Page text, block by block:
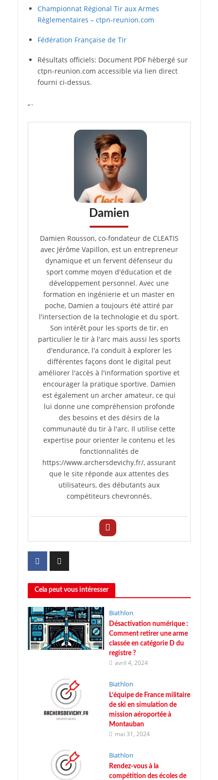
Championnat Régional Tir aux Armes
Règlementaires – ctpn-reunion.com
Fédération Française de Tir
Résultats officiels: Document PDF hébergé sur
ctpn-reunion.com accessible via lien direct
fourni ci-dessus.
“`
Damien
Damien Rousson, co-fondateur de CLEATIS
avec Jérôme Vapillon, est un entrepreneur
dynamique et un fervent défenseur du
sport comme moyen d'éducation et de
développement personnel. Avec une
formation en ingénierie et un master en
poche, Damien a toujours été attiré par
l'intersection de la technologie et du sport.
Son intérêt pour les sports de tir, en
particulier le tir à l'arc mais aussi les sports
d'endurance, l'a conduit à explorer les
différentes façons dont le digital peut
améliorer l'accès à l'information sportive et
encourager la pratique sportive. Damien
est également un archer amateur, ce qui
lui donne une compréhension profonde
des besoins et des désirs de la
communauté du tir à l'arc. Il utilise cette
expertise pour orienter le contenu et les
fonctionnalités de
https://www.archersdevichy.fr/, assurant
que le site réponde aux attentes des
utilisateurs, des débutants aux
compétiteurs chevronnés.
Cela peut vous intéresser
Biathlon
Désactivation numérique :
Comment retirer une arme
classée en catégorie D du
registre ?
avril 4, 2024
Biathlon
L’équipe de France militaire
de ski en simulation de
mission aéroportée à
Montauban
mai 31, 2024
Biathlon
Rendez-vous à la
compétition des écoles de